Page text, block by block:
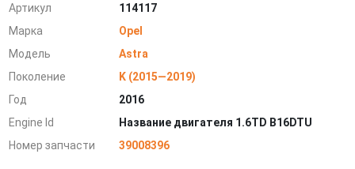
Артикул
114117
Марка
Opel
Модель
Astra
Поколение
K (2015—2019)
Год
2016
Engine Id
Название двигателя 1.6TD B16DTU
Номер запчасти
39008396